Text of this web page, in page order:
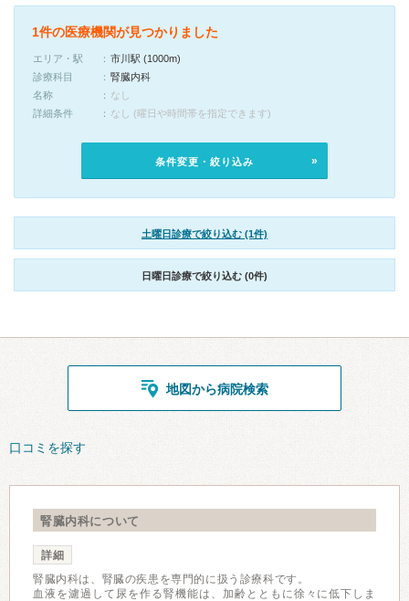
1件の医療機関が見つかりました
エリア・駅
市川駅 (1000m)
診療科目
腎臓内科
名称
なし
詳細条件
なし (曜日や時間帯を指定できます)
条件変更・絞り込み
土曜日診療で絞り込む (1件)
日曜日診療で絞り込む (0件)
地図から病院検索
口コミを探す
腎臓内科について
詳細
腎臓内科は、腎臓の疾患を専門的に扱う診療科です。
血液を濾過して尿を作る腎機能は、加齢とともに徐々に低下しま